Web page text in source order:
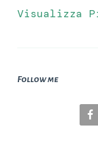
Visualizza
Follow me